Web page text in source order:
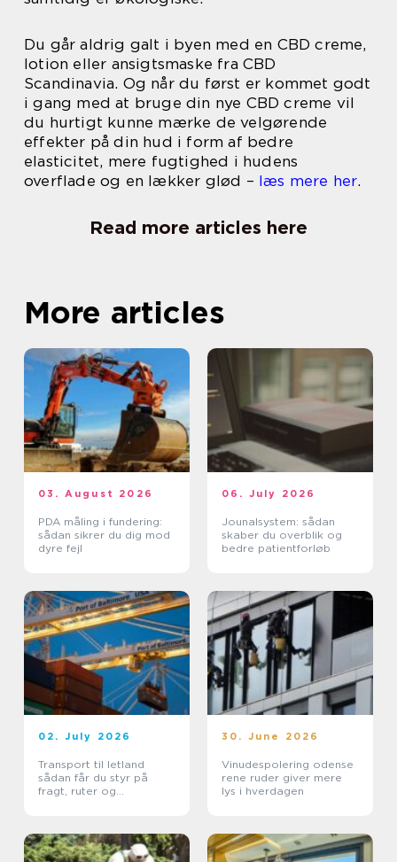
Du går aldrig galt i byen med en CBD creme,
lotion eller ansigtsmaske fra CBD
Scandinavia. Og når du først er kommet godt
i gang med at bruge din nye CBD creme vil
du hurtigt kunne mærke de velgørende
effekter på din hud i form af bedre
elasticitet, mere fugtighed i hudens
overflade og en lækker glød – læs mere her.
Read more articles here
More articles
03. August 2026
PDA måling i fundering:
sådan sikrer du dig mod
dyre fejl
06. July 2026
Jounalsystem: sådan
skaber du overblik og
bedre patientforløb
02. July 2026
Transport til letland
sådan får du styr på
fragt, ruter og
30. June 2026
Vinudespolering odense
rene ruder giver mere
lys i hverdagen